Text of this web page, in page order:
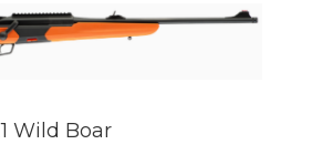
Wild Boar